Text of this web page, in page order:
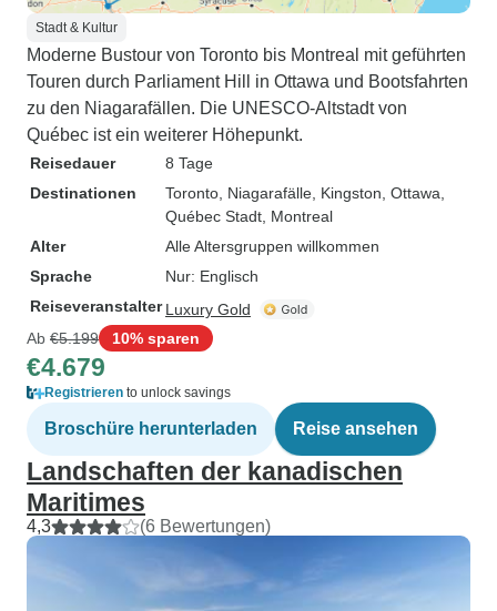
Stadt & Kultur
Moderne Bustour von Toronto bis Montreal mit geführten
Touren durch Parliament Hill in Ottawa und Bootsfahrten
zu den Niagarafällen. Die UNESCO-Altstadt von
Québec ist ein weiterer Höhepunkt.
Reisedauer
8 Tage
Destinationen
Toronto , Niagarafälle , Kingston , Ottawa
Québec Stadt , Montreal
Alter
Alle Altersgruppen willkommen
Sprache
Nur: Englisch
Reiseveranstalter Luxury Gold
Ab €5.199 10% sparen
€4.679
Registrieren to unlock savings
Broschüre herunterladen Reise ansehen
Landschaften der kanadischen
Maritimes
4,3 (6 Bewertungen)